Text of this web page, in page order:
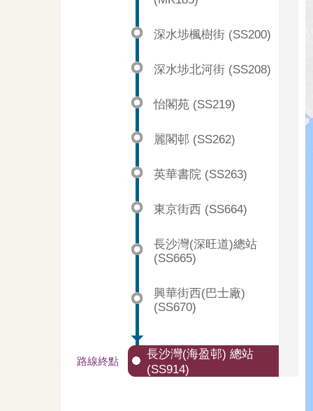
深水埗楓樹街 (SS200)
深水埗北河街 (SS208)
怡閣苑 (SS219)
麗閣邨 (SS262)
英華書院 (SS263)
東京街西 (SS664)
長沙灣(深旺道)總站
(SS665)
興華街西(巴士廠)
(SS670)
路線終點
長沙灣(海盈邨) 總站
(SS914)